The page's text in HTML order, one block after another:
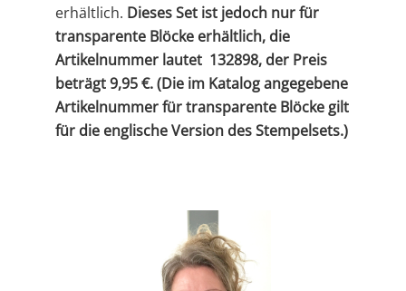
erhältlich. Dieses Set ist jedoch nur für
transparente Blöcke erhältlich, die
Artikelnummer lautet 132898, der Preis
beträgt 9,95 €. (Die im Katalog angegebene
Artikelnummer für transparente Blöcke gilt
für die englische Version des Stempelsets.)